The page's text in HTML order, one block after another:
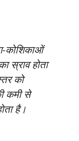
कोशिकाओं
स्राव होता
को
कमी से
है।